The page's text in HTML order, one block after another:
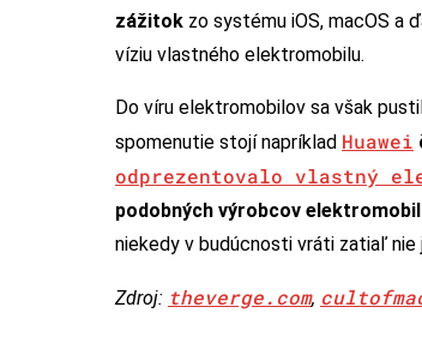
zážitok zo systému iOS, macOS a
víziu vlastného elektromobilu.
Do víru elektromobilov sa však
spomenutie stojí napríklad Huawei
odprezentovalo vlastný
podobných výrobcov
niekedy v budúcnosti vráti zatiaľ nie
Zdroj: theverge.com,